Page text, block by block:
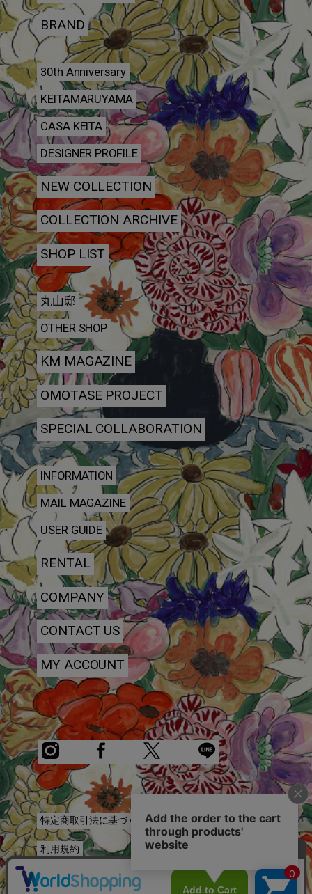
BRAND
30th Anniversary
KEITAMARUYAMA
CASA KEITA
DESIGNER PROFILE
NEW COLLECTION
COLLECTION ARCHIVE
SHOP LIST
丸山邸
OTHER SHOP
KM MAGAZINE
OMOTASE PROJECT
SPECIAL COLLABORATION
INFORMATION
MAIL MAGAZINE
USER GUIDE
RENTAL
COMPANY
CONTACT US
MY ACCOUNT
特定商取引法に基づく表記
利用規約
プライバシーポリシー